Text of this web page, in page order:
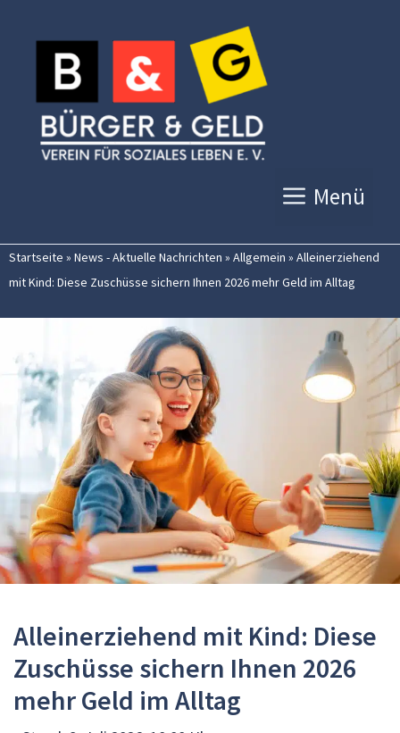
Inhalt
springen
Menü
Startseite » News - Aktuelle Nachrichten » Allgemein » Alleinerziehend
mit Kind: Diese Zuschüsse sichern Ihnen 2026 mehr Geld im Alltag
Alleinerziehend mit Kind: Diese
Zuschüsse sichern Ihnen 2026
mehr Geld im Alltag